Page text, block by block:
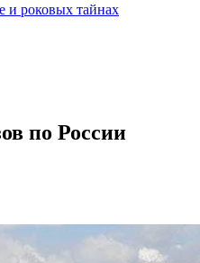
и роковых тайнах
по России